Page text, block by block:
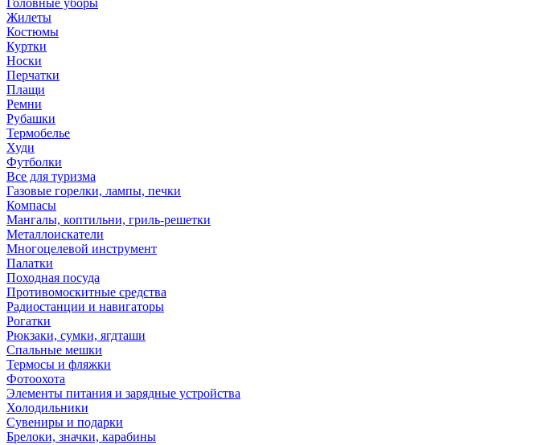
Головные уборы
Жилеты
Костюмы
Куртки
Носки
Перчатки
Плащи
Ремни
Рубашки
Термобелье
Худи
Футболки
Все для туризма
Газовые горелки, лампы, печки
Компасы
Мангалы, коптильни, гриль-решетки
Металлоискатели
Многоцелевой инструмент
Палатки
Походная посуда
Противомоскитные средства
Радиостанции и навигаторы
Рогатки
Рюкзаки, сумки, ягдташи
Спальные мешки
Термосы и фляжки
Фотоохота
Элементы питания и зарядные устройства
Холодильники
Сувениры и подарки
Брелоки, значки, карабины